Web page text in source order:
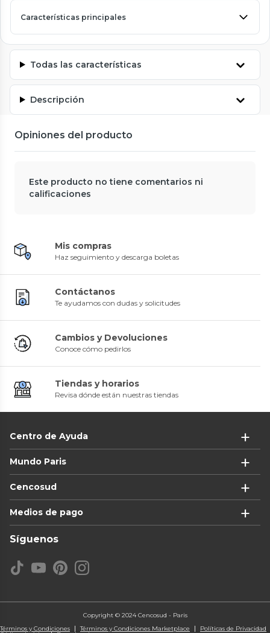
Características principales
Todas las características
Descripción
Opiniones del producto
Este producto no tiene comentarios ni
calificaciones
Mis compras
Haz seguimiento y descarga boletas
Contáctanos
Te ayudamos con dudas y solicitudes
Cambios y Devoluciones
Conoce cómo pedirlos
Tiendas y horarios
Revisa dónde están nuestras tiendas
Centro de Ayuda
Mundo Paris
Cencosud
Medios de pago
Síguenos
Copyright © 2024 Cencosud - Paris
Términos y Condiciones
Términos y Condiciones Marketplace Políticas de Privacidad